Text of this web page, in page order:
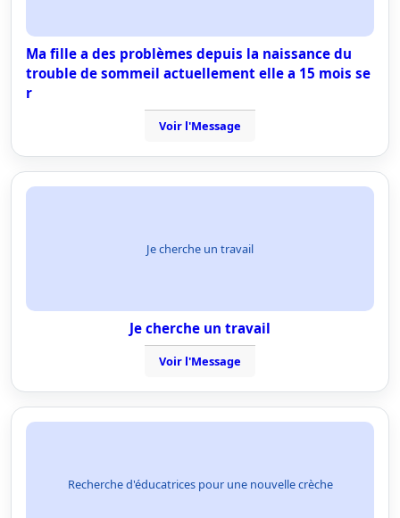
Ma fille a des problèmes depuis la naissance du
trouble de sommeil actuellement elle a 15 mois se
r
Voir l'Message
Je cherche un travail
Je cherche un travail
Voir l'Message
Recherche d'éducatrices pour une nouvelle crèche